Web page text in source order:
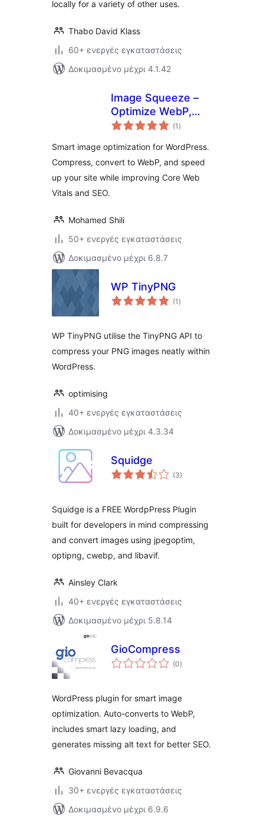
locally for a variety of other uses.
Thabo David Klass
60+ ενεργές εγκαταστάσεις
Δοκιμασμένο μέχρι 4.1.42
Image Squeeze –
Optimize WebP,
Compress Images,
(1 αξιολογήσεις
σύνολο
)
Smart image optimization for WordPress.
Compress, convert to WebP, and speed
up your site while improving Core Web
Vitals and SEO.
Mohamed Shili
50+ ενεργές εγκαταστάσεις
Δοκιμασμένο μέχρι 6.8.7
WP TinyPNG
(1 αξιολογήσεις
σύνολο
)
WP TinyPNG utilise the TinyPNG API to
compress your PNG images neatly within
WordPress.
optimising
40+ ενεργές εγκαταστάσεις
Δοκιμασμένο μέχρι 4.3.34
Squidge
(3αξιολογήσεις
σύνολο
)
Squidge is a FREE WordpPress Plugin
built for developers in mind compressing
and convert images using jpegoptim,
optipng, cwebp, and libavif.
Ainsley Clark
40+ ενεργές εγκαταστάσεις
Δοκιμασμένο μέχρι 5.8.14
GioCompress
(0αξιολογήσεις
σύνολο
)
WordPress plugin for smart image
optimization. Auto-converts to WebP,
includes smart lazy loading, and
generates missing alt text for better SEO.
Giovanni Bevacqua
30+ ενεργές εγκαταστάσεις
Δοκιμασμένο μέχρι 6.9.6